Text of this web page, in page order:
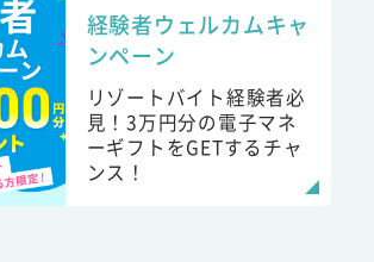
経験者ウェルカムキャ
ンペーン
リゾートバイト経験者必
見！3万円分の電子マネ
ーギフトをGETするチャ
ンス！